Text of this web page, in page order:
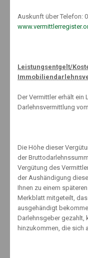
Muss ich mich
20. Juli 2018
Auskunft über
Leistungsentgelt/
Der Vermittler erhält
Darlehnsvermittlung
Die Höhe dieser
der
Vergütung des
der Aushändigung
Ihnen zu einem
Merkblatt mitgeteilt,
ausgehändigt
Darlehnsgeber gezahlt,
hinzukommen, die sich